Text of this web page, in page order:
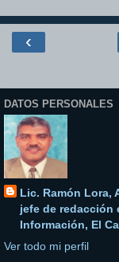
‹
DATOS PERSONALES
Lic. Ramón Lora,
jefe de redacción
Información, El
Ver todo mi perfil